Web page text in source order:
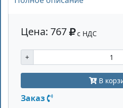
Цена: 767 с НДС
+
В
Заказ